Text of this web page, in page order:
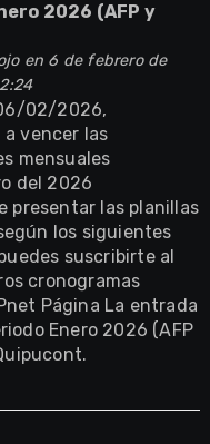
2026 (AFP y
en 6 de febrero de
02/2026,
vencer las
mensuales
del 2026
presentar las planillas
los siguientes
suscribirte al
cronogramas
Página La entrada
Enero 2026 (AFP